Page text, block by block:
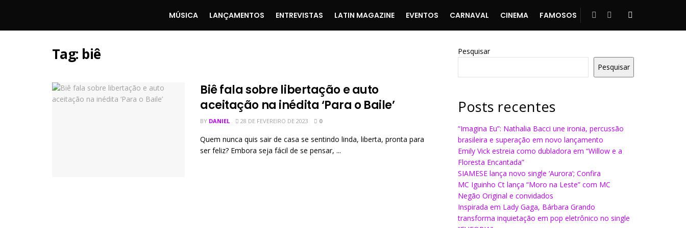
MÚSICA LANÇAMENTOS ENTREVISTAS LATIN MAGAZINE EVENTOS CARNAVAL CINEMA FAMOSOS
Tag: biê
Biê fala sobre libertação e auto
aceitação na inédita ‘Para o Baile’
BY DANIEL 28 DE FEVEREIRO DE 2023 0
Quem nunca quis sair de casa se sentindo linda, liberta, pronta para
ser feliz? Embora seja fácil de se pensar, ...
Pesquisar
Pesquisar
Posts recentes
“Imagina Eu”: Nathalia Bacci une ironia, percussão
brasileira e superação em novo lançamento
Emily Vick estreia como dubladora em “Willow e a
Floresta Encantada”
SIAMESE lança novo single ‘Aurora’; Confira
MC Iguinho Ct lança “Moro na Leste” com MC
Negão Original e convidados
Inspirada em Lady Gaga, Bárbara Grando
transforma inquietação em pop eletrônico no single